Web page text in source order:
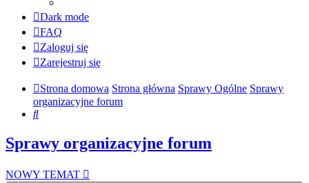
Dark mode
FAQ
Zaloguj się
Zarejestruj się
Strona domowa Strona główna Sprawy Ogólne Sprawy
organizacyjne forum
Szukaj
Sprawy organizacyjne forum
NOWY TEMAT